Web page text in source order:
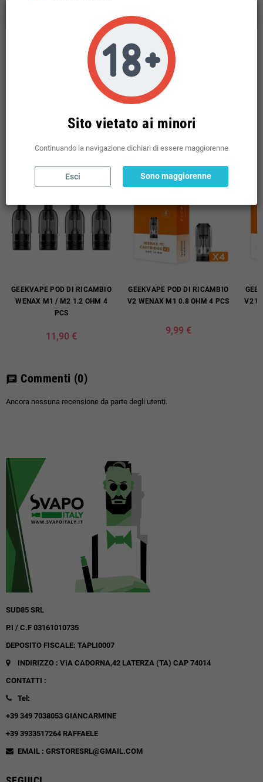
GEEKVAPE POD DI RICAMBIO WENAX M1 / M2 0.8
Potrebbe anche piacerti
GEEKVAPE POD DI RICAMBIO
WENAX M1 / M2 1.2 OHM 4
PCS
11,90 €
GEEKVAPE POD DI RICAMBIO
V2 WENAX M1 0.8 OHM 4 PCS
9,99 €
V2
chat Commenti (0)
Ancora nessuna recensione da parte degli utenti.
SUD85 SRL
P.I / C.F 03161010735
DEPOSITO FISCALE: TAPLI0007
INDIRIZZO : VIA CADORNA,42 LATERZA (TA) CAP 74014
CONTATTI :
Tel:
+39 349 7038053 GIANCARMINE
+39 3933517264 RAFFAELE
EMAIL : GRSTORESRL@GMAIL.COM
Sito vietato ai minori
Continuando la navigazione dichiari di essere maggiorenne
Esci Sono maggiorenne